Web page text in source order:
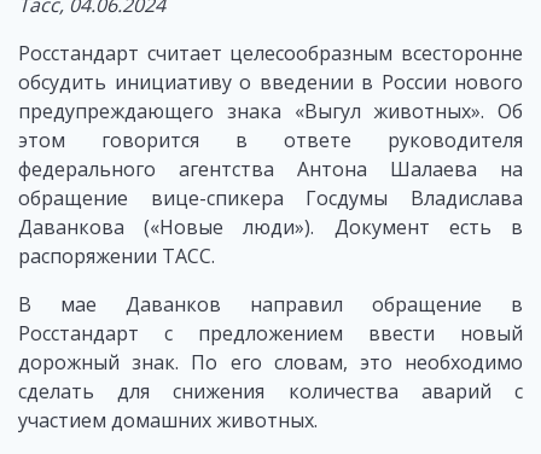
Росстандарт считает целесообразным всесторонне
обсудить инициативу о введении в России нового
предупреждающего знака «Выгул животных». Об
этом говорится в ответе руководителя
федерального агентства Антона Шалаева на
обращение вице-спикера Госдумы Владислава
Даванкова («Новые люди»). Документ есть в
распоряжении ТАСС.
В мае Даванков направил обращение в
Росстандарт с предложением ввести новый
дорожный знак. По его словам, это необходимо
сделать для снижения количества аварий с
участием домашних животных.